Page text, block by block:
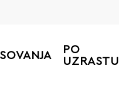
PO
UZRASTU